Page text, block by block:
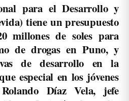
para el Desarrollo y
tiene un presupuesto
millones de soles para
de drogas en Puno, y
de desarrollo en la
especial en los jóvenes
Díaz Vela, jefe